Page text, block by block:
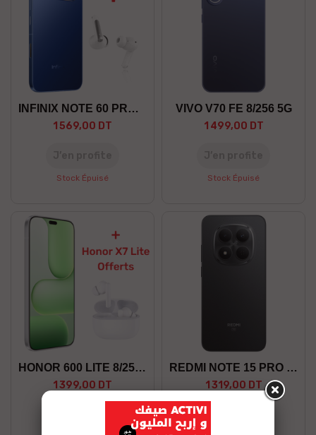
INFINIX NOTE 60 PRO 12/256 5G
1 569,00 DT
Stock Épuisé
VIVO V70 FE 8/256 5G
1 499,00 DT
Stock Épuisé
HONOR 600 LITE 8/256 5G +GF
1 399,00 DT
REDMI NOTE 15 PRO 8/256 5G
1 319,00 DT
J’en profite